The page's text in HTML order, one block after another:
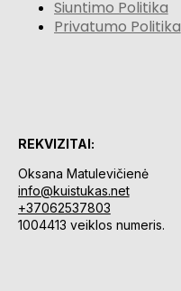
Siuntimo Politika
Privatumo Politika
REKVIZITAI:
Oksana Matulevičienė
info@kuistukas.net
+37062537803
1004413 veiklos numeris.